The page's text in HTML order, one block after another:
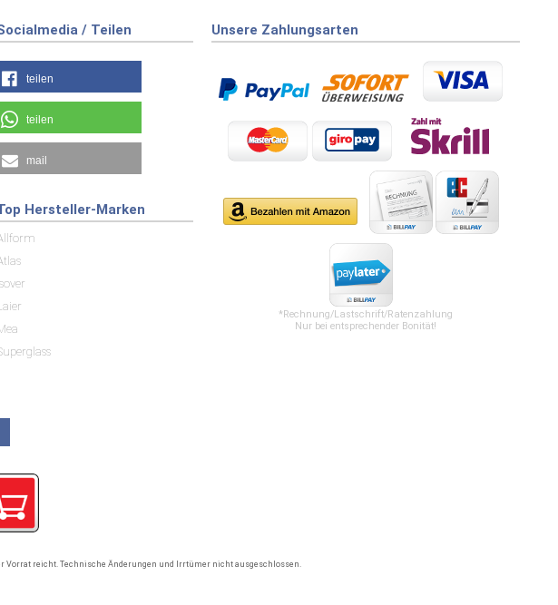
/ Teilen
teilen
teilen
mail
Unsere Zahlungsarten
*Rechnung/Lastschrift/Ratenzahlung
Nur bei entsprechender Bonität!
Hersteller-Marken
Vorrat reicht. Technische Änderungen und Irrtümer nicht ausgeschlossen.